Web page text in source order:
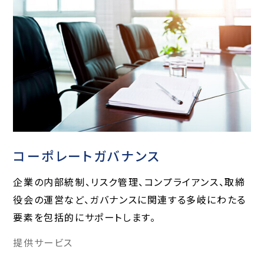
コーポレートガバナンス
企業の内部統制、リスク管理、コンプライアンス、取締
役会の運営など、ガバナンスに関連する多岐にわたる
要素を包括的にサポートします。
提供サービス